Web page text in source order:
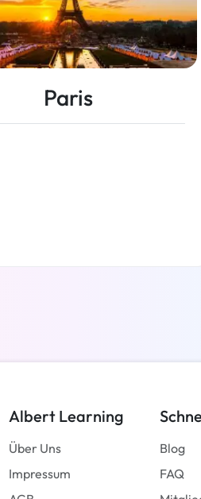
Paris
Albert Learning
Über Uns
Impressum
Blog
FAQ